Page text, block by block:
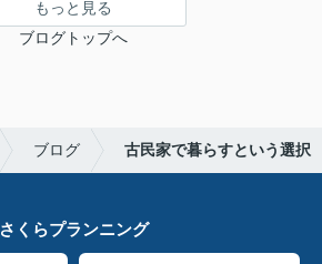
もっと見る
ブログトップへ
ブログ 古民家で暮らすという選択
さくらプランニング